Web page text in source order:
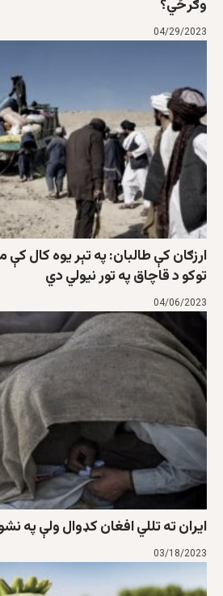
وګرځي؟
04/29/2023
توکو د قاچاق په تور نیولي دي
04/06/2023
ايران ته تللي افغان کډوال ولې په
03/18/2023